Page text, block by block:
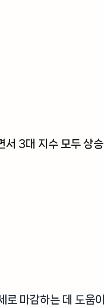
서 3대 지수 모두 상승
마감하는 데 도움이